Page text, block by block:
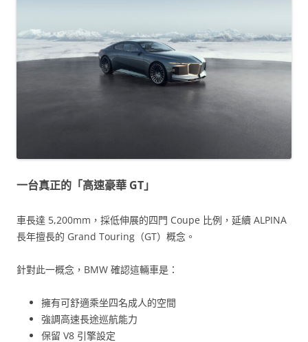
一台真正的「高速豪華 GT」
車長達 5,200mm，採低伸展的四門 Coupe 比例，延續 ALPINA
長年擅長的 Grand Touring（GT）概念。
針對此一概念，BMW 確認這輛車是：
擁有可舒適乘坐四名成人的空間
強調高速長途巡航能力
保留 V8 引擎設定